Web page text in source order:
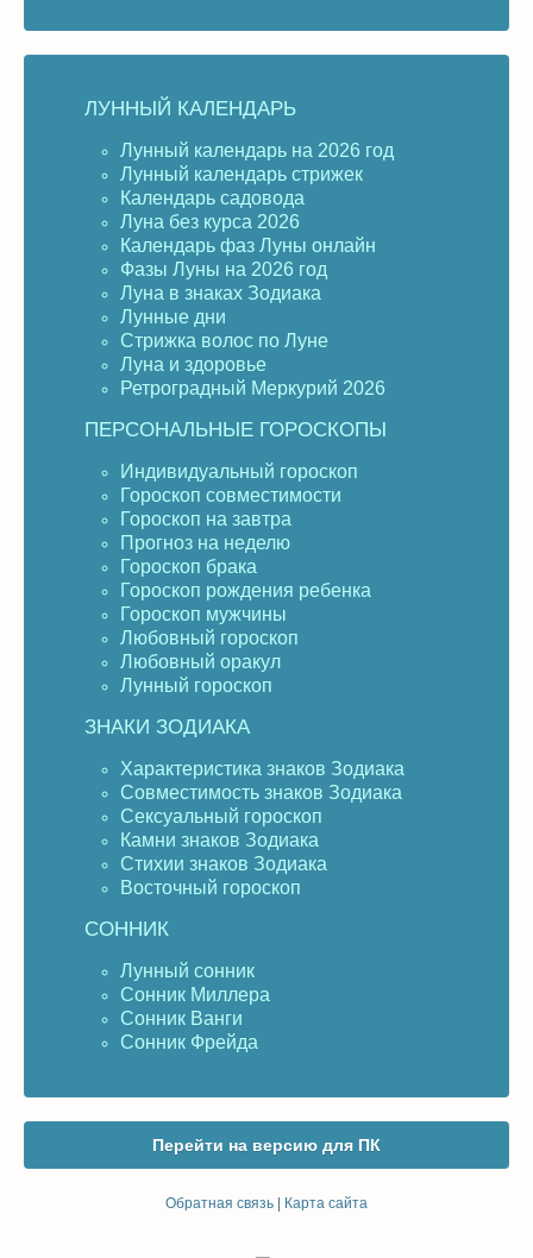
ЛУННЫЙ КАЛЕНДАРЬ
Лунный календарь на 2026 год
Лунный календарь стрижек
Календарь садовода
Луна без курса 2026
Календарь фаз Луны онлайн
Фазы Луны на 2026 год
Луна в знаках Зодиака
Лунные дни
Стрижка волос по Луне
Луна и здоровье
Ретроградный Меркурий 2026
ПЕРСОНАЛЬНЫЕ ГОРОСКОПЫ
Индивидуальный гороскоп
Гороскоп совместимости
Гороскоп на завтра
Прогноз на неделю
Гороскоп брака
Гороскоп рождения ребенка
Гороскоп мужчины
Любовный гороскоп
Любовный оракул
Лунный гороскоп
ЗНАКИ ЗОДИАКА
Характеристика знаков Зодиака
Совместимость знаков Зодиака
Сексуальный гороскоп
Камни знаков Зодиака
Стихии знаков Зодиака
Восточный гороскоп
СОННИК
Лунный сонник
Сонник Миллера
Сонник Ванги
Сонник Фрейда
Перейти на версию для ПК
Обратная связь Карта сайта